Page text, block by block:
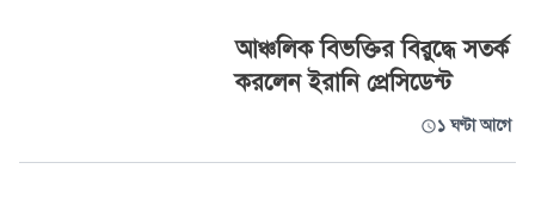
আঞ্চলিক বিভক্তির বিরুদ্ধে সতর্ক
করলেন ইরানি প্রেসিডেন্ট
১ ঘণ্টা আগে